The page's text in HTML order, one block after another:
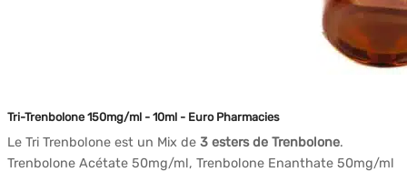
Tri-Trenbolone 150mg/ml - 10ml - Euro Pharmacies
Le Tri Trenbolone est un Mix de 3 esters de Trenbolone.
Trenbolone Acétate 50mg/ml, Trenbolone Enanthate 50mg/ml